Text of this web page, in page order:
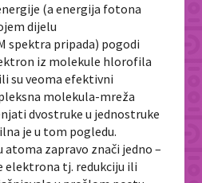
(a energija fotona
dijelu
spektra pripada) pogodi
iz molekule hlorofila
su veoma efektivni
molekula-mreža
dvostruke u jednostruke
je u tom pogledu.
atoma zapravo znači jedno –
tj. redukciju ili